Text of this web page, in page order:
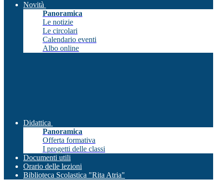
Novità
Panoramica
Le notizie
Le circolari
Calendario eventi
Albo online
Didattica
Panoramica
Offerta formativa
I progetti delle classi
Documenti utili
Orario delle lezioni
Biblioteca Scolastica "Rita Atria"